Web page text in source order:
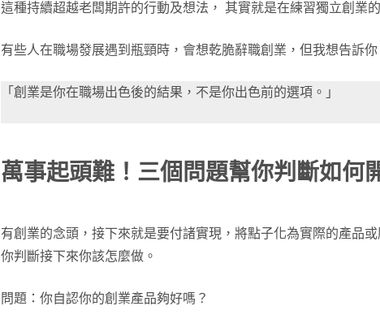
這種持續超越老闆期許的行動及想法， 其實就是在練習獨立創業
有些人在職場發展遇到瓶頸時，會想乾脆辭職創業，但我想告訴你
「創業是你在職場出色後的結果，不是你出色前的選項。」
萬事起頭難！三個問題幫你判斷如何
有創業的念頭，接下來就是要付諸實現，將點子化為實際的產品
你判斷接下來你該怎麼做。
問題：你自認你的創業產品夠好嗎？